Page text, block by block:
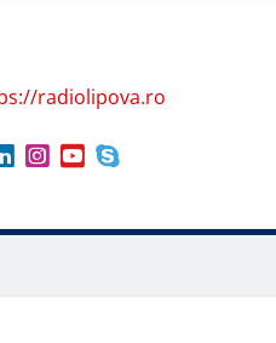
radiolipova.ro